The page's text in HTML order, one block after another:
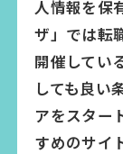
人情報を保
ザ」では転
開催してい
しても良い
アをスター
すめのサイ